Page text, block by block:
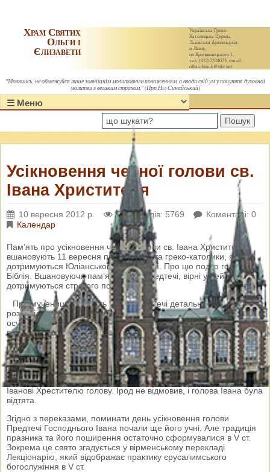
Українська Греко-
Католицька Церква.
Львівська Архиєпархія,
м.Львів,
пл.Кропивницького 1,
тел. (032)2334073, email:
olha-church@ukr.net
Храм Святих
Ольги і
Єлизавети
"Молячись, не обмежуйся лише зовнішнім молитовним положенням, а вводи свій ум у почуття духовної
молитви з великим страхом." (Прп.Ніл Синайський)
Пошук
Усікновення чесної голови св.
Івана Христителя
10 вересня 2012 р. Переглядів: 5769
Коментарі: 0
Календар
Пам’ять про усікновення чесної голови св. Івана Христителя
вшановують 11 вересня православні та греко-католики, які
дотримуються Юліанського календаря. Про цю подію говорить
Біблія. Вшановуючи пам’ять Івана Предтечі, вірні у цей день
дотримуються строгого посту.
Про мученицьку смерть Івана Предтечі детально
розповідається в Євангелії від Марка (6, 14-30). Іван Хреститель
осуджував царя Ірода за те, що той жив із дружиною свого
рідного брата – Іродіадою. Відтак жінка захотіла помститися
Іванові і таким чином приховати свій ганебний вчинок. Одного
разу, коли Ірод святкував свій день народження, для нього
танцювала танець донька Іродіади – Соломея. Цей танець дуже
сподобався Іродові і він пообіцяв дівчині, що виконає будь-яке її
бажання. Дівчина, за намовою матері, попросила відсікти
Іванові Хрестителю голову. Ірод не відмовив, і голова Івана була
відтята.
Згідно з переказами, поминати день усікновення голови
Предтечі Господнього Івана почали ще його учні. Але традиція
празника та його поширення остаточно сформувалися в V ст.
Зокрема це свято згадується у вірменському перекладі
Лекціонарію, який відображає практику єрусалимського
богослужіння в V ст.